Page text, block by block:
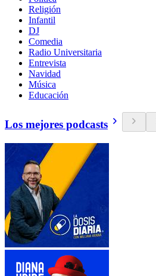
Religión
Infantil
DJ
Comedia
Radio Universitaria
Entrevista
Navidad
Música
Educación
Los mejores podcasts